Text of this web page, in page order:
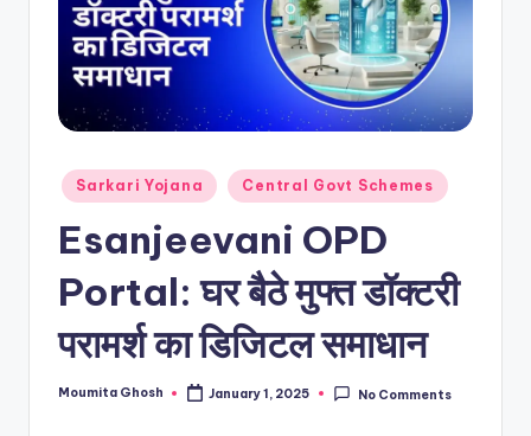
Posted
in
Sarkari Yojana Central Govt Schemes
Esanjeevani OPD
Portal: घर बैठे मुफ्त डॉक्टरी
परामर्श का डिजिटल समाधान
Posted
Moumita Ghosh January 1, 2025 No Comments